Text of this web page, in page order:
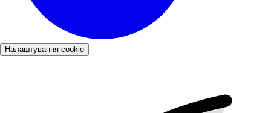
Налаштування cookie